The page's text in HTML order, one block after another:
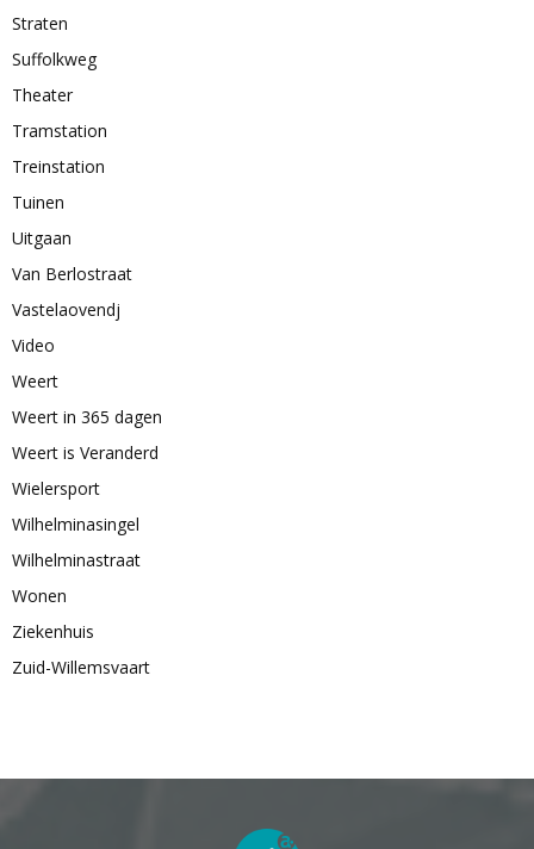
Straten
Suffolkweg
Theater
Tramstation
Treinstation
Tuinen
Uitgaan
Van Berlostraat
Vastelaovendj
Video
Weert
Weert in 365 dagen
Weert is Veranderd
Wielersport
Wilhelminasingel
Wilhelminastraat
Wonen
Ziekenhuis
Zuid-Willemsvaart